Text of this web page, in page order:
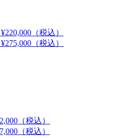
（税込）
（税込）
（税込）
（税込）